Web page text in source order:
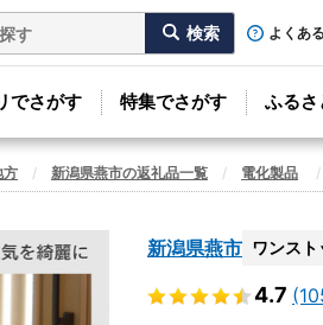
よくあ
でさがす 特集でさがす ふるさ
方 新潟県燕市の返礼品一覧 電化製品
新潟県燕市 ワンス
4.7